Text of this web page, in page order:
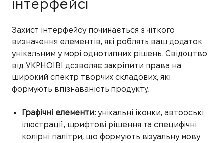
інтерфейсі
Захист інтерфейсу починається з чіткого
визначення елементів, які роблять ваш додаток
унікальним у морі однотипних рішень. Свідоцтво
від УКРНОІВІ дозволяє закріпити права на
широкий спектр творчих складових, які
формують впізнаваність продукту.
Графічні елементи:унікальні іконки, авторські
ілюстрації, шрифтові рішення та специфічні
колірні палітри, що формують візуальну мову